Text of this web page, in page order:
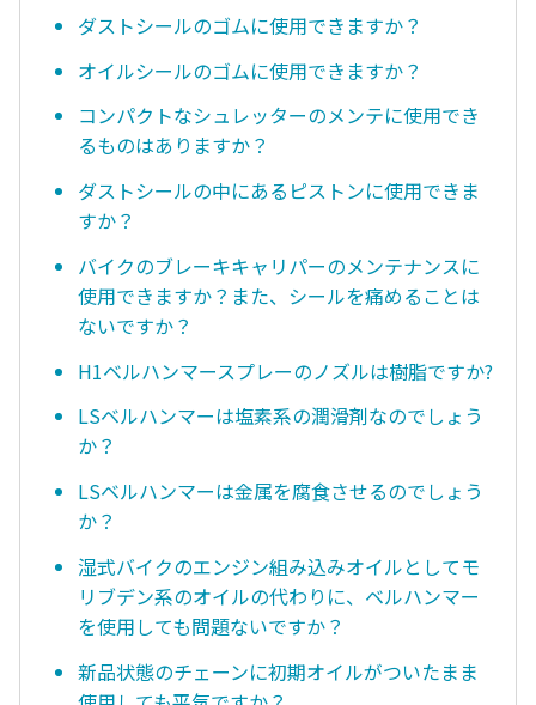
ダストシールのゴムに使用できますか？
オイルシールのゴムに使用できますか？
コンパクトなシュレッターのメンテに使用でき
るものはありますか？
ダストシールの中にあるピストンに使用できま
すか？
バイクのブレーキキャリパーのメンテナンスに
使用できますか？また、シールを痛めることは
ないですか？
H1ベルハンマースプレーのノズルは樹脂ですか?
LSベルハンマーは塩素系の潤滑剤なのでしょう
か？
LSベルハンマーは金属を腐食させるのでしょう
か？
湿式バイクのエンジン組み込みオイルとしてモ
リブデン系のオイルの代わりに、ベルハンマー
を使用しても問題ないですか？
新品状態のチェーンに初期オイルがついたまま